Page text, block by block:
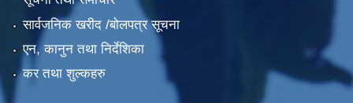
सार्वजनिक खरीद /बोलपत्र सूचना
एन, कानुन तथा निर्देशिका
कर तथा शुल्कहरु